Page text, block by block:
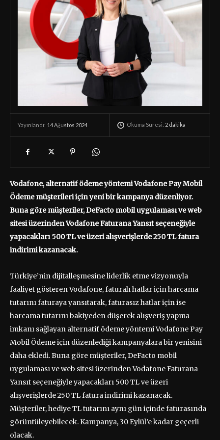
Yayınlandı: 14 Ağustos 2024 Okuma Süresi: 2 dakika
Vodafone, alternatif ödeme yöntemi Vodafone Pay Mobil
Ödeme müşterileri için yeni bir kampanya düzenliyor.
Buna göre müşteriler, DeFacto mobil uygulaması ve web
sitesi üzerinden Vodafone Faturana Yansıt seçeneğiyle
yapacakları 500 TL ve üzeri alışverişlerde 250 TL fatura
indirimi kazanacak.
Türkiye’nin dijitalleşmesine liderlik etme vizyonuyla
faaliyet gösteren Vodafone, faturalı hatlar için harcama
tutarını faturaya yansıtarak, faturasız hatlar için ise
harcama tutarını bakiyeden düşerek alışveriş yapma
imkanı sağlayan alternatif ödeme yöntemi Vodafone Pay
Mobil Ödeme için düzenlediği kampanyalara bir yenisini
daha ekledi. Buna göre müşteriler, DeFacto mobil
uygulaması ve web sitesi üzerinden Vodafone Faturana
Yansıt seçeneğiyle yapacakları 500 TL ve üzeri
alışverişlerde 250 TL fatura indirimi kazanacak.
Müşteriler, hediye TL tutarını aynı gün içinde faturasında
görüntüleyebilecek. Kampanya, 30 Eylül’e kadar geçerli
olacak.